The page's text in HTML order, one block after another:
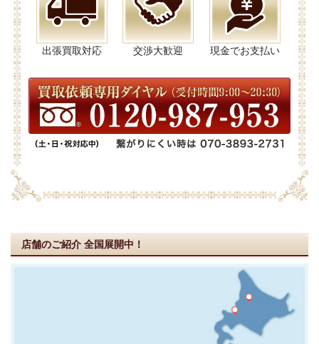
出張買取対応 交渉大歓迎 現金でお支払い
店舗のご紹介 全国展開中！